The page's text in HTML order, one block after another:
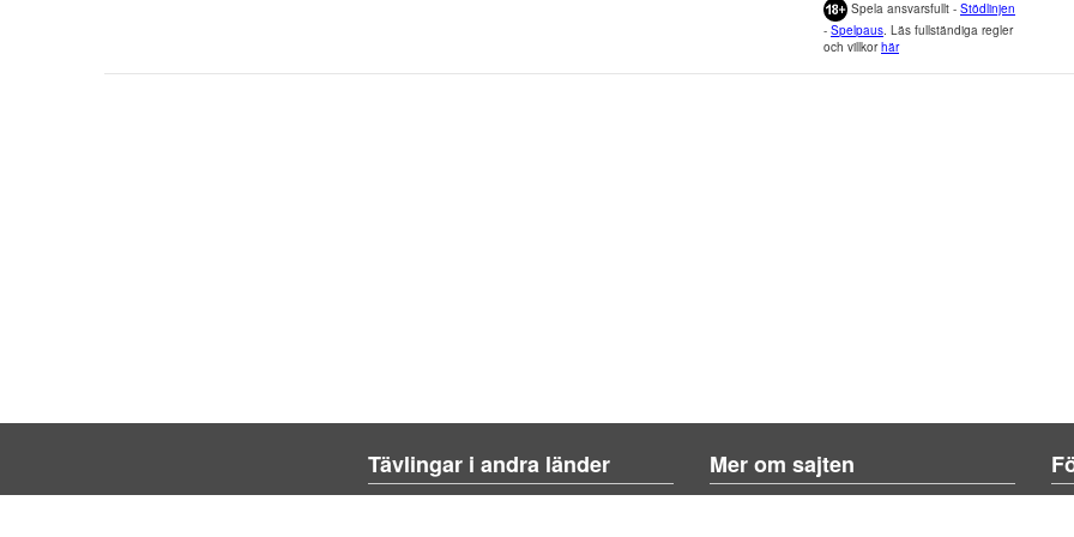
Spela ansvarsfullt - Stödlinjen
- Spelpaus. Läs fullständiga regler
och villkorhär
Tävlingar i andra länder Mer om sajten